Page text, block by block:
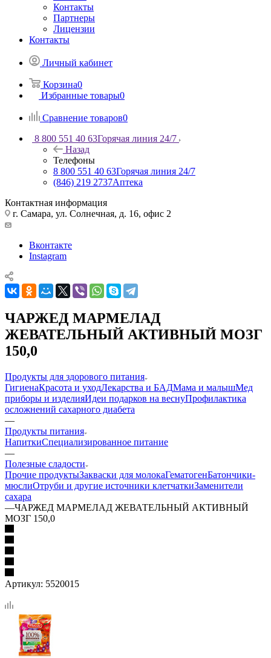
Контакты
Партнеры
Лицензии
Контакты
Личный кабинет
Корзина0
Избранные товары0
Сравнение товаров0
8 800 551 40 63Горячая линия 24/7
Назад
Телефоны
8 800 551 40 63Горячая линия 24/7
(846) 219 2737Аптека
Контактная информация
г. Самара, ул. Солнечная, д. 16, офис 2
Вконтакте
Instagram
ЧАРЖЕД МАРМЕЛАД
ЖЕВАТЕЛЬНЫЙ АКТИВНЫЙ МОЗГ
150,0
Продукты для здорового питания
ГигиенаКрасота и уходЛекарства и БАДМама и малышМед
приборы и изделияИдеи подарков на веснуПрофилактика
осложнений сахарного диабета
—
Продукты питания
НапиткиСпециализированное питание
—
Полезные сладости
Прочие продуктыЗакваски для молокаГематогенБатончики-
мюслиОтруби и другие источники клетчаткиЗаменители
сахара
—ЧАРЖЕД МАРМЕЛАД ЖЕВАТЕЛЬНЫЙ АКТИВНЫЙ
МОЗГ 150,0
Артикул: 5520015